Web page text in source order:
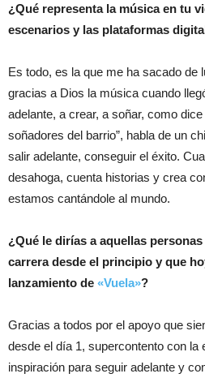
¿Qué representa la música en tu
escenarios y las plataformas
Es todo, es la que me ha sacado de
gracias a Dios la música cuando
adelante, a crear, a soñar, como
soñadores del barrio”, habla de un
salir adelante, conseguir el éxito.
desahoga, cuenta historias y crea
estamos cantándole al mundo.
¿Qué le dirías a aquellas
carrera desde el principio y que
lanzamiento de «Vuela»?
Gracias a todos por el apoyo que
desde el día 1, supercontento con la
inspiración para seguir adelante y